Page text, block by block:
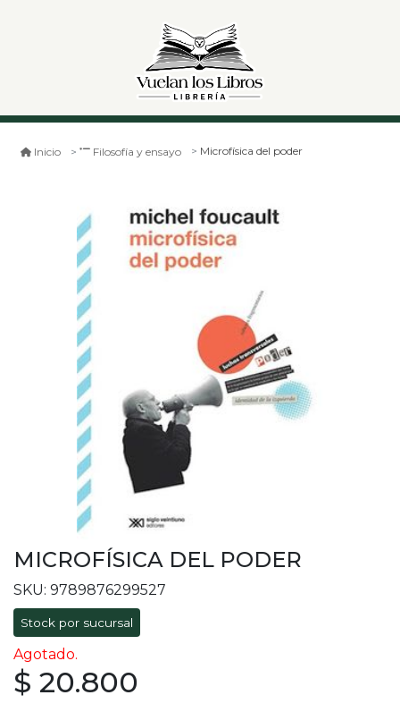
Inicio Filosofía y ensayo Microfísica del poder
MICROFÍSICA DEL PODER
SKU: 9789876299527
Stock por sucursal
Agotado.
$ 20.800